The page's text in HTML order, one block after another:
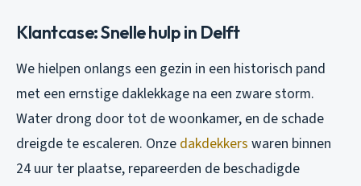
Klantcase: Snelle hulp in Delft
We hielpen onlangs een gezin in een historisch pand
met een ernstige daklekkage na een zware storm.
Water drong door tot de woonkamer, en de schade
dreigde te escaleren. Onze dakdekkers waren binnen
24 uur ter plaatse, repareerden de beschadigde